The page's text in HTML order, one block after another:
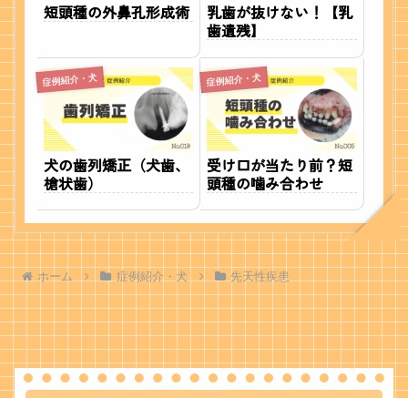
短頭種の外鼻孔形成術
乳歯が抜けない！【乳
歯遺残】
症例紹介・犬
犬の歯列矯正（犬歯、
槍状歯）
症例紹介・犬
受け口が当たり前？短
頭種の噛み合わせ
ホーム 症例紹介・犬 先天性疾患